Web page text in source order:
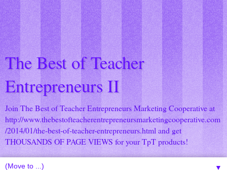
The Best of Teacher
Entrepreneurs II
Join The Best of Teacher Entrepreneurs Marketing Cooperative at
http://www.thebestofteacherentrepreneursmarketingcooperative.com
/2014/01/the-best-of-teacher-entrepreneurs.html and get
THOUSANDS OF PAGE VIEWS for your TpT products!
▼